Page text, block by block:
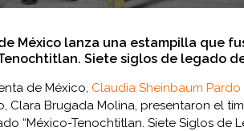
México lanza una estampilla que
Siete siglos de legado
de México, Claudia Sheinbaum Pardo
Clara Brugada Molina, presentaron el
“México-Tenochtitlan. Siete Siglos de